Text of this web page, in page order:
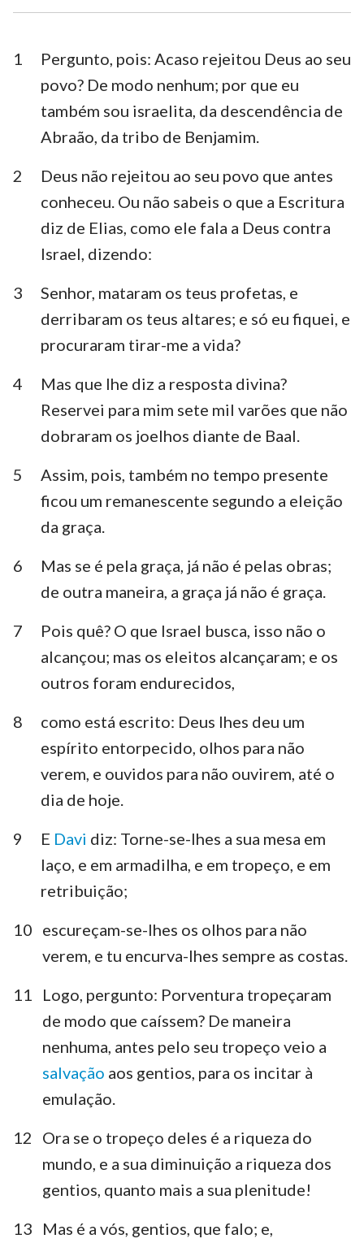
1 Timóteo 2 Timóteo
Tito Filemón
Hebreus Tiago
2 Pedro
3 João Judas
Apocalipse
1
Pergunto, pois: Acaso rejeitou Deus ao seu
povo? De modo nenhum; por que eu
também sou israelita, da descendência de
Abraão, da tribo de Benjamim.
2
Deus não rejeitou ao seu povo que antes
conheceu. Ou não sabeis o que a Escritura
diz de Elias, como ele fala a Deus contra
Israel, dizendo:
3
Senhor, mataram os teus profetas, e
derribaram os teus altares; e só eu fiquei, e
procuraram tirar-me a vida?
4
Mas que lhe diz a resposta divina?
Reservei para mim sete mil varões que não
dobraram os joelhos diante de Baal.
5
Assim, pois, também no tempo presente
ficou um remanescente segundo a eleição
da graça.
6
Mas se é pela graça, já não é pelas obras;
de outra maneira, a graça já não é graça.
7
Pois quê? O que Israel busca, isso não o
alcançou; mas os eleitos alcançaram; e os
outros foram endurecidos,
8
como está escrito: Deus lhes deu um
espírito entorpecido, olhos para não
verem, e ouvidos para não ouvirem, até o
dia de hoje.
9
E Davi diz: Torne-se-lhes a sua mesa em
laço, e em armadilha, e em tropeço, e em
retribuição;
10 escureçam-se-lhes os olhos para não
verem, e tu encurva-lhes sempre as costas.
11
Logo, pergunto: Porventura tropeçaram
de modo que caíssem? De maneira
nenhuma, antes pelo seu tropeço veio a
salvação aos gentios, para os incitar à
emulação.
12
Ora se o tropeço deles é a riqueza do
mundo, e a sua diminuição a riqueza dos
gentios, quanto mais a sua plenitude!
13
Mas é a vós, gentios, que falo; e,